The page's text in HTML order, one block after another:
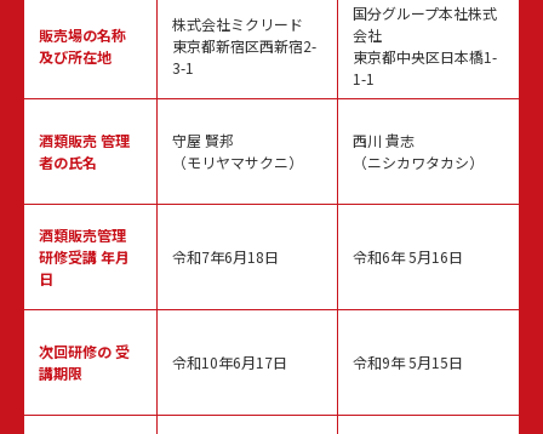
販売場の名称
及び所在地
酒類販売管理
者の氏名
酒類販売管理
研修受講 年月
日
次回研修の受
講期限
株式会社ミクリード
東京都新宿区西新宿2-
3-1
守屋 賢邦
（モリヤマサクニ）
令和7年6月18日
令和10年6月17日
国分グループ本社株式
会社
東京都中央区日本橋1-
1-1
西川 貴志
（ニシカワタカシ）
令和6年 5月16日
令和9年 5月15日